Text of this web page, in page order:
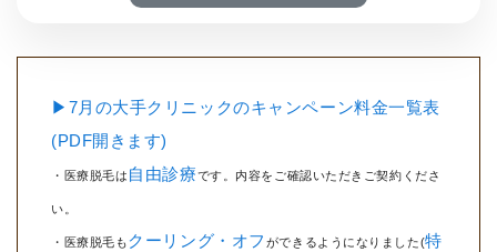
▶7月の大手クリニックのキャンペーン料金一覧表
(PDF開きます)
・医療脱毛は 自由診療です。内容をご確認いただきご契約くださ
い。
・医療脱毛も クーリング・オフ ができるようになりました(特